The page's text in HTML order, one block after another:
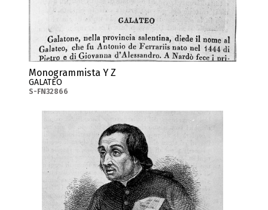
Monogrammista Y Z
GALATEO
S-FN32866